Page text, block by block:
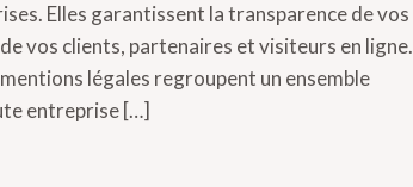
Elles garantissent la transparence de vos
vos clients, partenaires et visiteurs en ligne.
légales regroupent un ensemble
entreprise […]